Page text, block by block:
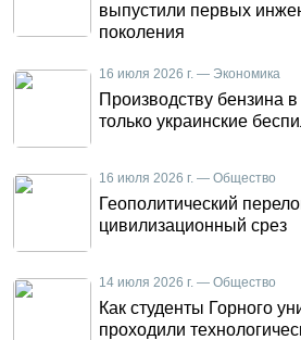
выпустили первых
поколения
16 июля 2026 г. — Экономика
Производству бензина
только украинские
16 июля 2026 г. — Общество
Геополитический
цивилизационный срез
14 июля 2026 г. — Общество
Как студенты Горного
проходили